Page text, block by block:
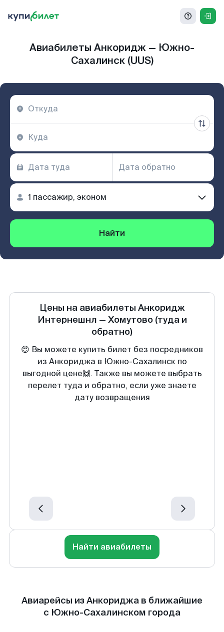
Авиабилеты Анкоридж — Южно-
Сахалинск (UUS)
Найти
Цены на авиабилеты Анкоридж
Интернешнл — Хомутово (туда и
обратно)
😍 Вы можете купить билет без посредников
из Анкориджа в Южно-Сахалинск по
выгодной цене🙌. Также вы можете выбрать
перелет туда и обратно, если уже знаете
дату возвращения
Найти авиабилеты
Авиарейсы из Анкориджа в ближайшие
с Южно-Сахалинском города